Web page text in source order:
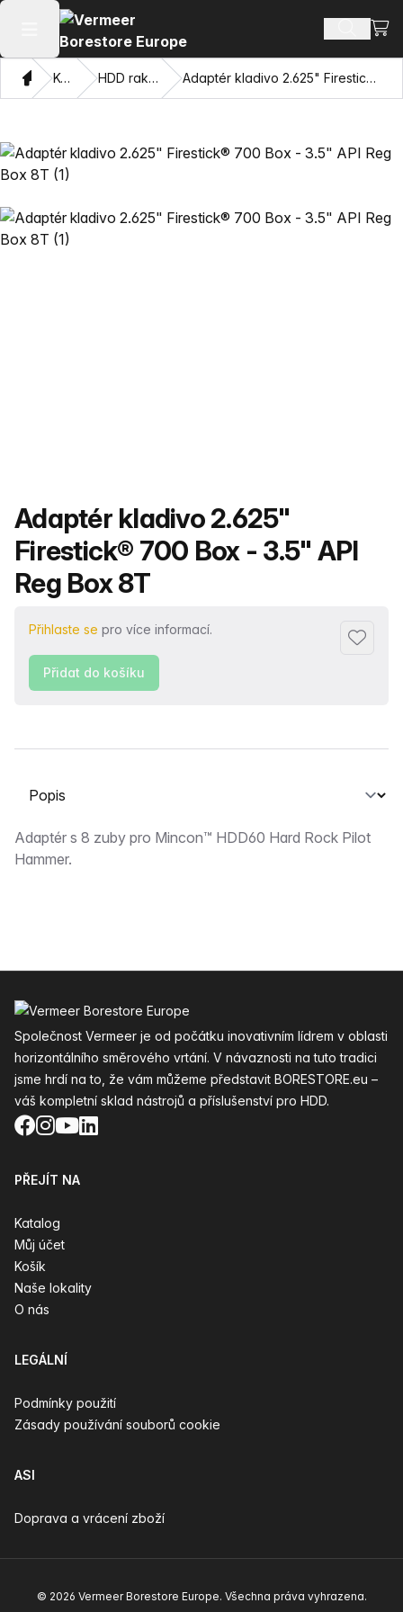
Otevřít hlavní menu Hledat
Domov
Katalog HDD rakety Mincon™ Adaptér kladivo 2.625" Firestick® 700 Box - 3.5" API Reg Box 8T
Název produktu
Adaptér kladivo 2.625"
Firestick® 700 Box - 3.5" API
Reg Box 8T
Přihlaste se pro více informací.
Přidat
Přidat do košíku
Vyberte kartu
Popis
Adaptér s 8 zuby pro Mincon™ HDD60 Hard Rock Pilot
Hammer.
Společnost Vermeer je od počátku inovativním lídrem v oblasti
horizontálního směrového vrtání. V návaznosti na tuto tradici
jsme hrdí na to, že vám můžeme představit BORESTORE.eu –
váš kompletní sklad nástrojů a příslušenství pro HDD.
Facebook
Instagram
YouTube
LinkedIn
PŘEJÍT NA
Katalog
Můj účet
Košík
Naše lokality
O nás
LEGÁLNÍ
Podmínky použití
Zásady používání souborů cookie
ASI
Doprava a vrácení zboží
© 2026 Vermeer Borestore Europe. Všechna práva vyhrazena.